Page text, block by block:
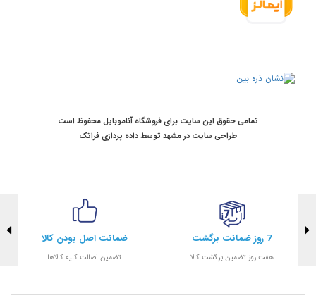
تمامی حقوق این سایت برای فروشگاه آناموبایل محفوظ است
طراحی سایت در مشهد توسطداده پردازی فراتک
7 روز ضمانت برگشت
هفت روز تضمین برگشت کالا
ضمانت اصل بودن کالا
تضمین اصالت کلیه کالاها